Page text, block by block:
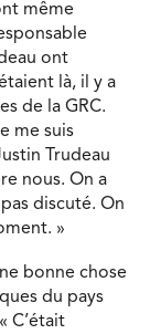
même
ont
là, il y a
de la GRC.
me suis
Trudeau
nous. On a
discuté. On
»
bonne chose
du pays
C’était